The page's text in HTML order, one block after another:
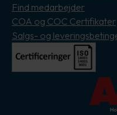
Find medarbejder
COA og COC Certifikater
Salgs- og